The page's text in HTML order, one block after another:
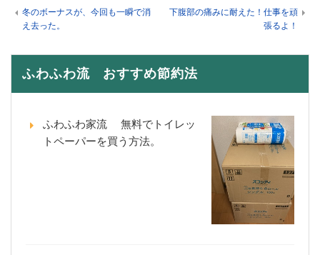
冬のボーナスが、今回も一瞬で消
え去った。
下腹部の痛みに耐えた！仕事を頑
張るよ！
ふわふわ流 おすすめ節約法
ふわふわ家流 無料でトイレッ
トペーパーを買う方法。